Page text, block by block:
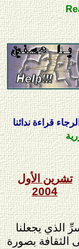
Read our
ندائنا
تشرين الأول
2004
الذي يجعلنا
الثقافة بصورة